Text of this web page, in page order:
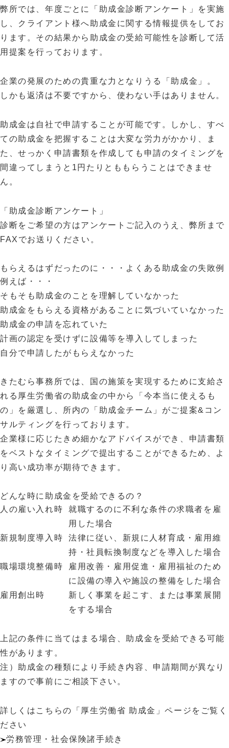
弊所では、年度ごとに 「助成金診断アンケート」
を実施
し、クライアント様へ助成金に関する情報提供をしてお
ります。その結果から助成金の受給可能性を診断して活
用提案を行っております。
企業の発展のための貴重な力となりうる「助成金」。
しかも返済は不要ですから、使わない手はありません。
助成金は自社で申請することが可能です。しかし、すべ
ての助成金を把握することは大変な労力がかかり、ま
た、せっかく申請書類を作成しても申請のタイミングを
間違ってしまうと1円たりとももらうことはできませ
ん。
「助成金診断アンケート」
診断をご希望の方はアンケートご記入のうえ、弊所まで
FAXでお送りください。
もらえるはずだったのに・・・よくある助成金の失敗例
例えば・・・
そもそも助成金のことを理解していなかった
助成金をもらえる資格があることに気づいていなかった
助成金の申請を忘れていた
計画の認定を受けずに設備等を導入してしまった
自分で申請したがもらえなかった
きたむら事務所では、国の施策を実現するために支給さ
れる厚生労働省の助成金の中から「今本当に使えるも
の」を厳選し、所内の「助成金チーム」がご提案&コン
サルティングを行っております。
企業様に応じたきめ細かなアドバイスができ、申請書類
をベストなタイミングで提出することができるため、よ
り高い成功率が期待できます。
どんな時に助成金を受給できるの？
人の雇い入れ時
就職するのに不利な条件の求職者を雇
用した場合
新規制度導入時
法律に従い、新規に人材育成・雇用維
持・社員転換制度などを導入した場合
職場環境整備時
雇用改善・雇用促進・雇用福祉のため
に設備の導入や施設の整備をした場合
雇用創出時
新しく事業を起こす、または事業展開
をする場合
上記の条件に当てはまる場合、助成金を受給できる可能
性があります。
注）助成金の種類により手続き内容、申請期間が異なり
ますので事前にご相談下さい。
詳しくはこちらの「厚生労働省 助成金」ページをご覧く
ださい
労務管理・社会保険諸手続き